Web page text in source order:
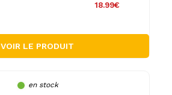
18.99€
VOIR LE PRODUIT
en stock